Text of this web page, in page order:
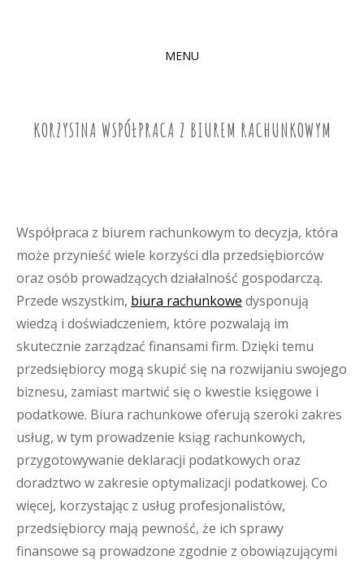
MENU
CONTENT
KORZYSTNA WSPÓŁPRACA Z BIUREM RACHUNKOWYM
Współpraca z biurem rachunkowym to decyzja, która
może przynieść wiele korzyści dla przedsiębiorców
oraz osób prowadzących działalność gospodarczą.
Przede wszystkim, biura rachunkowe dysponują
wiedzą i doświadczeniem, które pozwalają im
skutecznie zarządzać finansami firm. Dzięki temu
przedsiębiorcy mogą skupić się na rozwijaniu swojego
biznesu, zamiast martwić się o kwestie księgowe i
podatkowe. Biura rachunkowe oferują szeroki zakres
usług, w tym prowadzenie ksiąg rachunkowych,
przygotowywanie deklaracji podatkowych oraz
doradztwo w zakresie optymalizacji podatkowej. Co
więcej, korzystając z usług profesjonalistów,
przedsiębiorcy mają pewność, że ich sprawy
finansowe są prowadzone zgodnie z obowiązującymi